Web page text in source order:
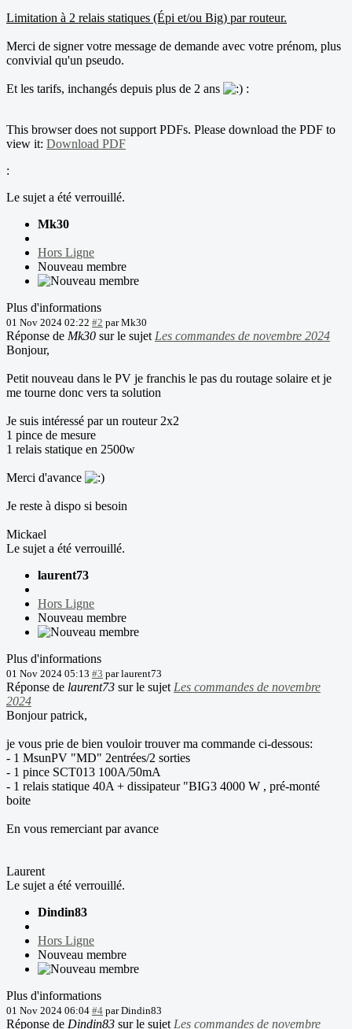
Limitation à 2 relais statiques (Épi et/ou Big) par routeur.
Merci de signer votre message de demande avec votre prénom, plus
convivial qu'un pseudo.
Et les tarifs, inchangés depuis plus de 2 ans :
This browser does not support PDFs. Please download the PDF to
view it: Download PDF
:
Le sujet a été verrouillé.
Mk30
Hors Ligne
Nouveau membre
Plus d'informations
01 Nov 2024 02:22 #2 parMk30
Réponse de Mk30 sur le sujet Les commandes de novembre 2024
Bonjour,
Petit nouveau dans le PV je franchis le pas du routage solaire et je
me tourne donc vers ta solution
Je suis intéressé par un routeur 2x2
1 pince de mesure
1 relais statique en 2500w
Merci d'avance
Je reste à dispo si besoin
Mickael
Le sujet a été verrouillé.
laurent73
Hors Ligne
Nouveau membre
Plus d'informations
01 Nov 2024 05:13 #3 parlaurent73
Réponse de laurent73 sur le sujet Les commandes de novembre
2024
Bonjour patrick,
je vous prie de bien vouloir trouver ma commande ci-dessous:
- 1 MsunPV "MD" 2entrées/2 sorties
- 1 pince SCT013 100A/50mA
- 1 relais statique 40A + dissipateur "BIG3 4000 W , pré-monté
boite
En vous remerciant par avance
Laurent
Le sujet a été verrouillé.
Dindin83
Hors Ligne
Nouveau membre
Plus d'informations
01 Nov 2024 06:04 #4 parDindin83
Réponse de Dindin83 sur le sujet Les commandes de novembre